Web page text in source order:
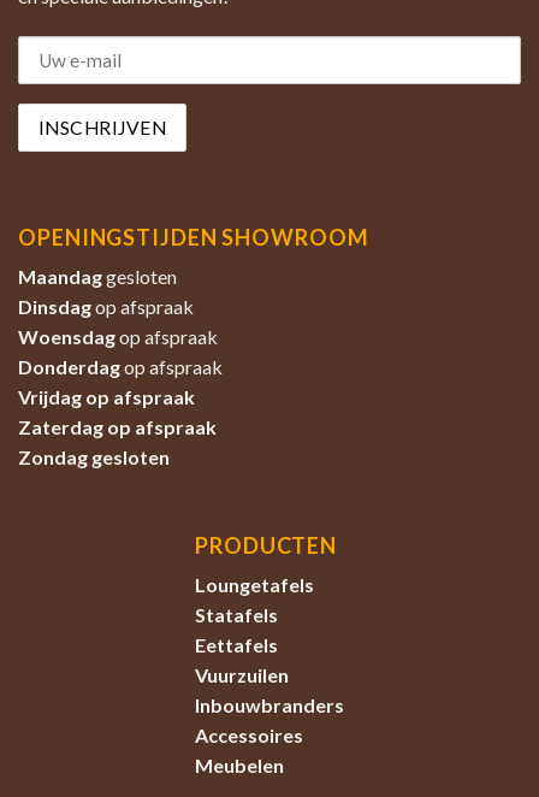
OPENINGSTIJDEN SHOWROOM
Maandaggesloten
Dinsdagop afspraak
Woensdagop afspraak
Donderdagop afspraak
Vrijdag op afspraak
Zaterdag op afspraak
Zondag gesloten
PRODUCTEN
Loungetafels
Statafels
Eettafels
Vuurzuilen
Inbouwbranders
Accessoires
Meubelen